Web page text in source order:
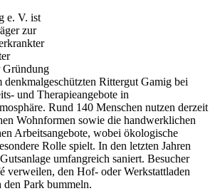
e. V. ist
zur
Gründung
denkmalgeschützten Rittergut Gamig bei
und Therapieangebote in
Rund 140 Menschen nutzen derzeit
Wohnformen sowie die handwerklichen
Arbeitsangebote, wobei ökologische
Rolle spielt. In den letzten Jahren
umfangreich saniert. Besucher
verweilen, den Hof- oder Werkstattladen
den Park bummeln.